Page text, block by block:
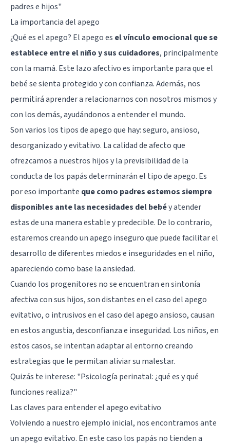
padres e hijos"
La importancia del apego
¿Qué es el apego? El apego es el vínculo emocional que se
establece entre el niño y sus cuidadores, principalmente
con la mamá. Este lazo afectivo es importante para que el
bebé se sienta protegido y con confianza. Además, nos
permitirá aprender a relacionarnos con nosotros mismos y
con los demás, ayudándonos a entender el mundo.
Son varios los tipos de apego que hay: seguro, ansioso,
desorganizado y evitativo. La calidad de afecto que
ofrezcamos a nuestros hijos y la previsibilidad de la
conducta de los papás determinarán el tipo de apego. Es
por eso importante que como padres estemos siempre
disponibles ante las necesidades del bebéy atender
estas de una manera estable y predecible. De lo contrario,
estaremos creando un apego inseguro que puede facilitar el
desarrollo de diferentes miedos e inseguridades en el niño,
apareciendo como base la ansiedad.
Cuando los progenitores no se encuentran en sintonía
afectiva con sus hijos, son distantes en el caso del apego
evitativo, o intrusivos en el caso del apego ansioso, causan
en estos angustia, desconfianza e inseguridad. Los niños, en
estos casos, se intentan adaptar al entorno creando
estrategias que le permitan aliviar su malestar.
Quizás te interese: "Psicología perinatal: ¿qué es y qué
funciones realiza?"
Las claves para entender el apego evitativo
Volviendo a nuestro ejemplo inicial, nos encontramos ante
un apego evitativo. En este caso los papás no tienden a